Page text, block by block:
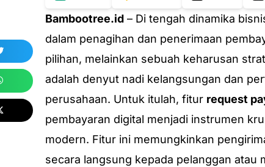
Bambootree.id– Di tengah dinamika
dalam penagihan dan penerimaan
pilihan, melainkan sebuah keharusan
adalah denyut nadi kelangsungan dan
perusahaan. Untuk itulah, fitur request
pembayaran digital menjadi instrumen
modern. Fitur ini memungkinkan
secara langsung kepada pelanggan atau